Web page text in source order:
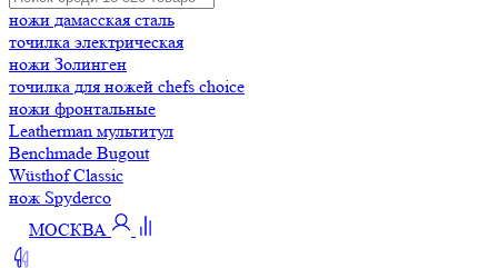
ножи дамасская сталь
точилка электрическая
ножи Золинген
точилка для ножей chefs choice
ножи фронтальные
Leatherman мультитул
Benchmade Bugout
Wüsthof Classic
нож Spyderco
МОСКВА